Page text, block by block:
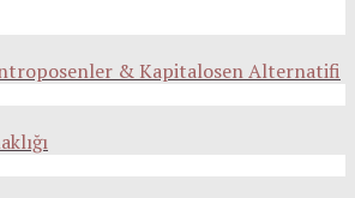
& Kapitalosen Alternatifi